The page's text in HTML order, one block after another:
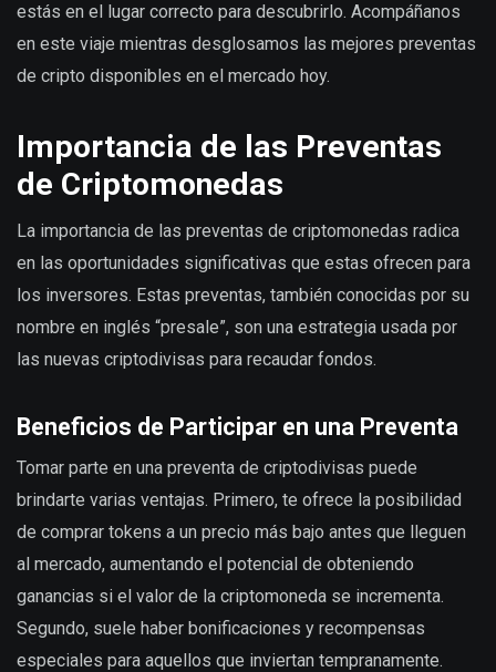
estás en el lugar correcto para descubrirlo. Acompáñanos
en este viaje mientras desglosamos las mejores preventas
de cripto disponibles en el mercado hoy.
Importancia de las Preventas
de Criptomonedas
La importancia de las preventas de criptomonedas radica
en las oportunidades significativas que estas ofrecen para
los inversores. Estas preventas, también conocidas por su
nombre en inglés “presale”, son una estrategia usada por
las nuevas criptodivisas para recaudar fondos.
Beneficios de Participar en una Preventa
Tomar parte en una preventa de criptodivisas puede
brindarte varias ventajas. Primero, te ofrece la posibilidad
de comprar tokens a un precio más bajo antes que lleguen
al mercado, aumentando el potencial de obteniendo
ganancias si el valor de la criptomoneda se incrementa.
Segundo, suele haber bonificaciones y recompensas
especiales para aquellos que inviertan tempranamente.